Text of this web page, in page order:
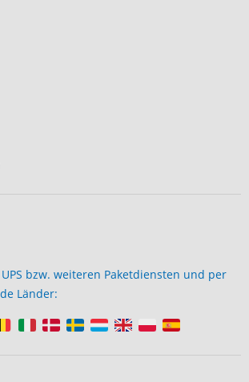
bzw. weiteren Paketdiensten und per
Länder: